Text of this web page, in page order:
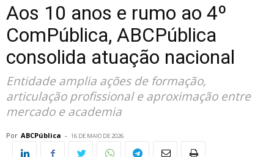
Aos 10 anos e rumo ao 4º
ComPública, ABCPública
consolida atuação nacional
Entidade amplia ações de formação,
articulação profissional e aproximação entre
mercado e academia
Por ABCPública - 16 DE MAIO DE 2026